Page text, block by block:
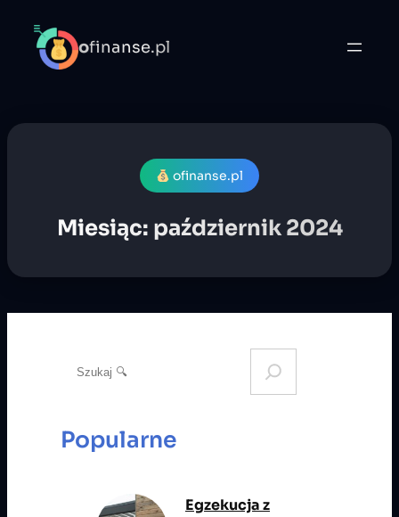
treści
ofinanse.pl
ofinanse.pl
Miesiąc: październik 2024
c
Popularne
Egzekucja z